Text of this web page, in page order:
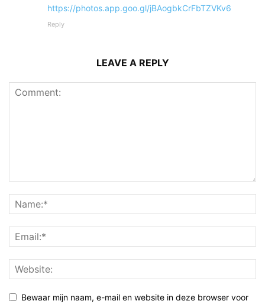
https://photos.app.goo.gl/jBAogbkCrFbTZVKv6
Reply
LEAVE A REPLY
Bewaar mijn naam, e-mail en website in deze browser voor